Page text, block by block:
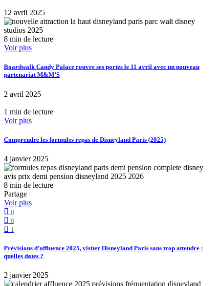
12 avril 2025
8 min de lecture
Voir plus
Boardwalk Candy Palace rouvre ses portes le 11 avril avec un nouveau
partenariat M&M’S
2 avril 2025
1 min de lecture
Voir plus
Comprendre les formules repas de Disneyland Paris (2025)
4 janvier 2025
8 min de lecture
Partage
Voir plus
0
0
1
Prévisions d’affluence 2025, visiter Disneyland Paris sans trop attendre :
quelles dates ?
2 janvier 2025